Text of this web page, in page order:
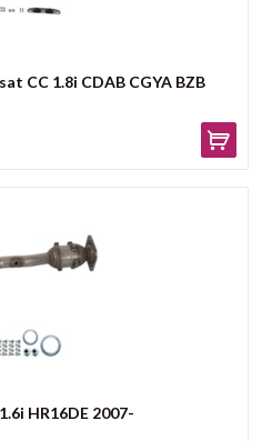
CC 1.8i CDAB CGYA BZB
HR16DE 2007-